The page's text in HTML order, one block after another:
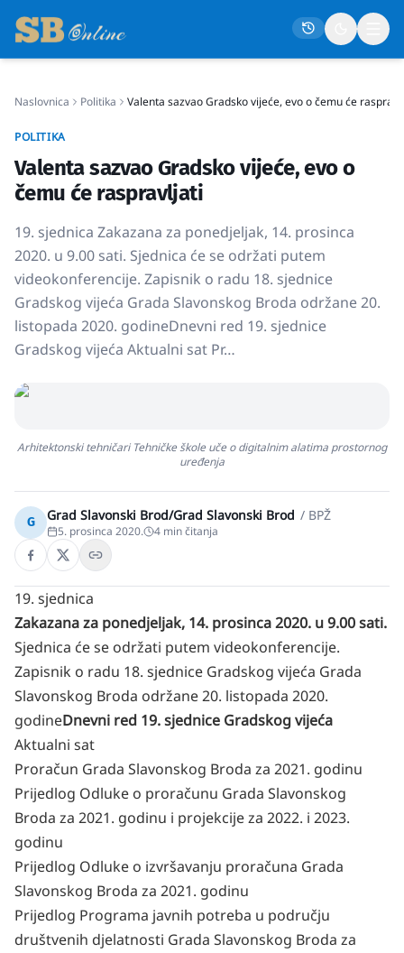
Politika
Život
Crna kronika
Sport
Kultura
Naslovnica Politika Valenta sazvao Gradsko vijeće, evo o čemu će
POLITIKA
Valenta sazvao Gradsko vijeće, evo o
čemu će raspravljati
19. sjednica Zakazana za ponedjeljak, 14. prosinca
2020. u 9.00 sati. Sjednica će se održati putem
videokonferencije. Zapisnik o radu 18. sjednice
Gradskog vijeća Grada Slavonskog Broda održane 20.
listopada 2020. godineDnevni red 19. sjednice
Gradskog vijeća Aktualni sat Pr…
Arhitektonski tehničari Tehničke škole uče o digitalnim alatima prostornog
uređenja
G Grad Slavonski Brod/Grad Slavonski Brod / BPŽ
5. prosinca 2020. 4 min čitanja
19. sjednica
Zakazana za ponedjeljak, 14. prosinca 2020. u 9.00 sati.
Sjednica će se održati putem videokonferencije.
Zapisnik o radu 18. sjednice Gradskog vijeća Grada
Slavonskog Broda održane 20. listopada 2020.
godineDnevni red 19. sjednice Gradskog vijeća
Aktualni sat
Proračun Grada Slavonskog Broda za 2021. godinu
Prijedlog Odluke o proračunu Grada Slavonskog
Broda za 2021. godinu i projekcije za 2022. i 2023.
godinu
Prijedlog Odluke o izvršavanju proračuna Grada
Slavonskog Broda za 2021. godinu
Prijedlog Programa javnih potreba u području
društvenih djelatnosti Grada Slavonskog Broda za